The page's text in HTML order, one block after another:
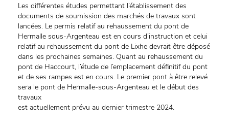
Les différentes études permettant l’établissement des
documents de soumission des marchés de travaux sont
lancées. Le permis relatif au rehaussement du pont de
Hermalle sous-Argenteau est en cours d’instruction et celui
relatif au rehaussement du pont de Lixhe devrait être déposé
dans les prochaines semaines. Quant au rehaussement du
pont de Haccourt, l’étude de l’emplacement définitif du pont
et de ses rampes est en cours. Le premier pont à être relevé
sera le pont de Hermalle-sous-Argenteau et le début des
travaux
est actuellement prévu au dernier trimestre 2024.